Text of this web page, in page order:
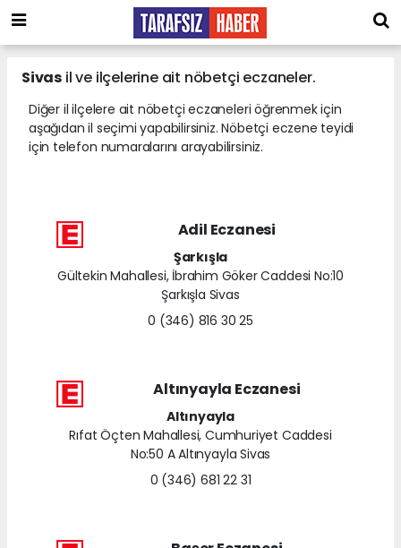
Sivas il ve ilçelerine ait nöbetçi eczaneler.
Diğer il ilçelere ait nöbetçi eczaneleri öğrenmek için
aşağıdan il seçimi yapabilirsiniz. Nöbetçi eczene teyidi
için telefon numaralarını arayabilirsiniz.
Adil Eczanesi
Şarkışla
Gültekin Mahallesi, İbrahim Göker Caddesi No:10
Şarkışla Sivas
0 (346) 816 30 25
Altınyayla Eczanesi
Altınyayla
Rıfat Öçten Mahallesi, Cumhuriyet Caddesi
No:50 A Altınyayla Sivas
0 (346) 681 22 31